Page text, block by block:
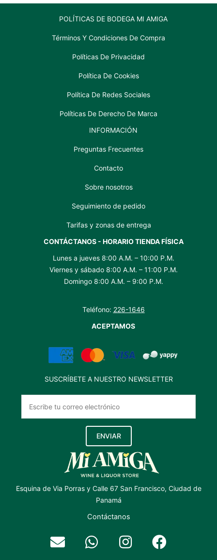
POLÍTICAS DE BODEGA MI AMIGA
Términos Y Condiciones De Compra
Políticas De Privacidad
Política De Cookies
Política De Redes Sociales
Políticas De Derecho De Marca
INFORMACIÓN
Preguntas Frecuentes
Contacto
Sobre nosotros
Seguimiento de pedido
Tarifas y zonas de entrega
CONTÁCTANOS - HORARIO TIENDA FÍSICA
Lunes a jueves 8:00 A.M. – 10:00 P.M.
Viernes y sábado 8:00 A.M. – 11:00 P.M.
Domingo 8:00 A.M. – 9:00 P.M.
Teléfono: 226-1646
ACEPTAMOS
SUSCRÍBETE A NUESTRO NEWSLETTER
ENVIAR
Esquina de Via Porras y Calle 67 San Francisco, Ciudad de
Panamá
Contáctanos